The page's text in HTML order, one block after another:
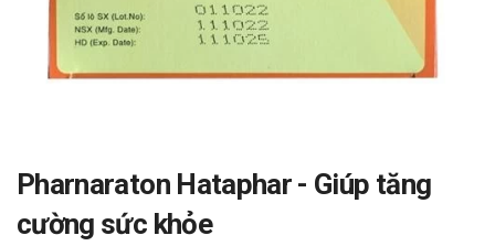
Pharnaraton Hataphar - Giúp tăng
cường sức khỏe